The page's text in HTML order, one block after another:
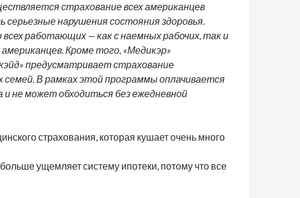
страхование всех американцев
нарушения состояния здоровья.
работающих — как с наемных рабочих, так и
Кроме того, «Медикэр»
предусматривает страхование
В рамках этой программы оплачивается
не может обходиться без ежедневной
страхования, которая кушает очень много
ущемляет систему ипотеки, потому что все